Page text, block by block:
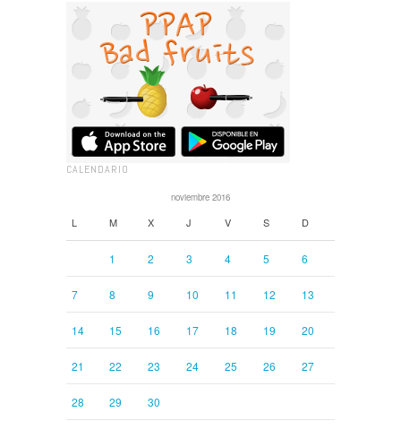
CALENDARIO
noviembre 2016
L M X J V S D
1 2 3 4 5 6
7 8 9 10 11 12 13
14 15 16 17 18 19 20
21 22 23 24 25 26 27
28 29 30